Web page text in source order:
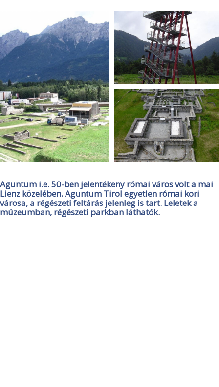
Aguntum i.e. 50-ben jelentékeny római város volt a mai
Lienz közelében. Aguntum Tirol egyetlen római kori
városa, a régészeti feltárás jelenleg is tart. Leletek a
múzeumban, régészeti parkban láthatók.